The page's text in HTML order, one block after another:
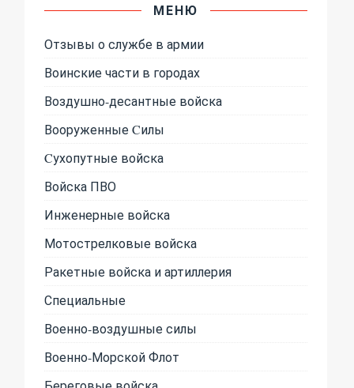
МЕНЮ
Отзывы о службе в армии
Воинские части в городах
Воздушно-десантные войска
Вооруженные Cилы
Cухопутные войска
Войска ПВО
Инженерные войска
Мотострелковые войска
Ракетные войска и артиллерия
Специальные
Военно-воздушные силы
Военно-Морской Флот